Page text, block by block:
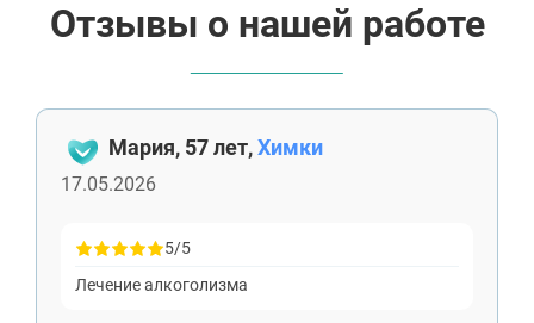
Отзывы о нашей работе
Мария, 57 лет,Химки
17.05.2026
5/5
Лечение алкоголизма